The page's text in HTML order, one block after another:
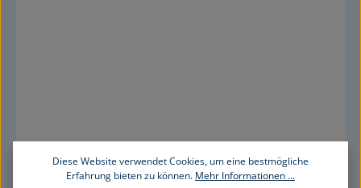
Diese Website verwendet Cookies, um eine bestmögliche
Erfahrung bieten zu können. Mehr Informationen ...